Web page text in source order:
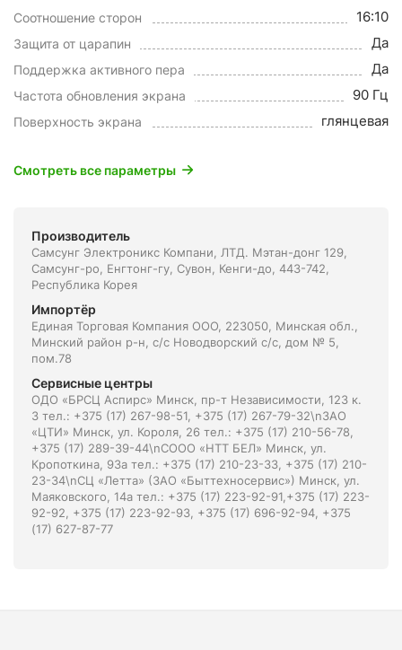
Соотношение сторон 16:10
Защита от царапин Да
Поддержка активного пера Да
Частота обновления экрана 90 Гц
Поверхность экрана глянцевая
Смотреть все параметры
Производитель
Самсунг Электроникс Компани, ЛТД. Мэтан-донг 129,
Самсунг-ро, Енгтонг-гу, Сувон, Кенги-до, 443-742,
Республика Корея
Импортёр
Единая Торговая Компания ООО, 223050, Минская обл.,
Минский район р-н, с/с Новодворский с/с, дом № 5,
пом.78
Сервисные центры
ОДО «БРСЦ Аспирс» Минск, пр-т Независимости, 123 к.
3 тел.: +375 (17) 267-98-51, +375 (17) 267-79-32\nЗАО
«ЦТИ» Минск, ул. Короля, 26 тел.: +375 (17) 210-56-78,
+375 (17) 289-39-44\nСООО «НТТ БЕЛ» Минск, ул.
Кропоткина, 93а тел.: +375 (17) 210-23-33, +375 (17) 210-
23-34\nСЦ «Летта» (ЗАО «Быттехносервис») Минск, ул.
Маяковского, 14а тел.: +375 (17) 223-92-91,+375 (17) 223-
92-92, +375 (17) 223-92-93, +375 (17) 696-92-94, +375
(17) 627-87-77